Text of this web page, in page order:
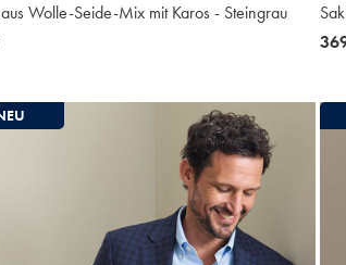
Wolle-Seide-Mix mit Karos - Steingrau